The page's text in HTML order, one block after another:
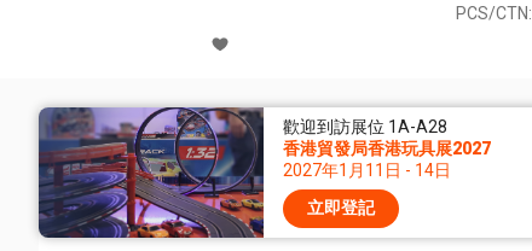
PCS/CTN:
歡迎到訪展位 1A-A28
香港貿發局香港玩具展2027
2027年1月11日 - 14日
立即登記